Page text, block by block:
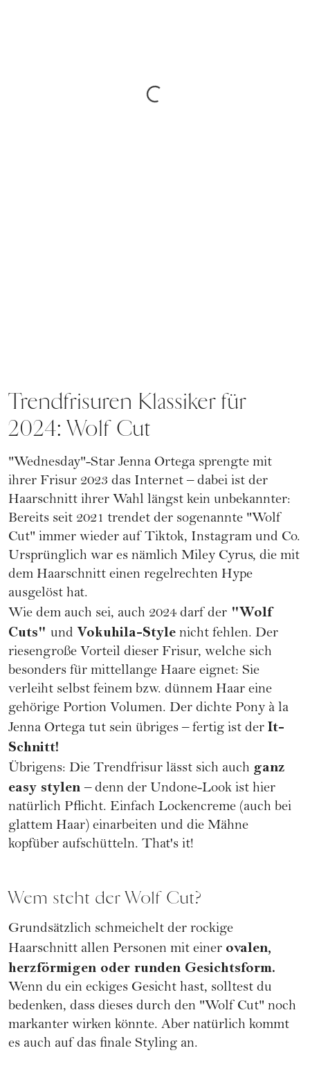
Trendfrisuren Klassiker für
2024: Wolf Cut
"Wednesday"-Star Jenna Ortega sprengte mit
ihrer Frisur 2023 das Internet – dabei ist der
Haarschnitt ihrer Wahl längst kein unbekannter:
Bereits seit 2021 trendet der sogenannte "Wolf
Cut" immer wieder auf Tiktok, Instagram und Co.
Ursprünglich war es nämlich Miley Cyrus, die mit
dem Haarschnitt einen regelrechten Hype
ausgelöst hat.
Wie dem auch sei, auch 2024 darf der "Wolf
Cuts" und Vokuhila-Style nicht fehlen. Der
riesengroße Vorteil dieser Frisur, welche sich
besonders für mittellange Haare eignet: Sie
verleiht selbst feinem bzw. dünnem Haar eine
gehörige Portion Volumen. Der dichte Pony à la
Jenna Ortega tut sein übriges – fertig ist der It-
Schnitt!
Übrigens: Die Trendfrisur lässt sich auch ganz
easy stylen– denn der Undone-Look ist hier
natürlich Pflicht. Einfach Lockencreme (auch bei
glattem Haar) einarbeiten und die Mähne
kopfüber aufschütteln. That's it!
Wem steht der Wolf Cut?
Grundsätzlich schmeichelt der rockige
Haarschnitt allen Personen mit einer ovalen,
herzförmigen oder runden Gesichtsform.
Wenn du ein eckiges Gesicht hast, solltest du
bedenken, dass dieses durch den "Wolf Cut" noch
markanter wirken könnte. Aber natürlich kommt
es auch auf das finale Styling an.